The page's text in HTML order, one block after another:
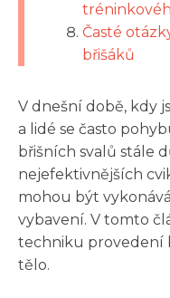
Časté
břišáků
V dnešní době, kdy
a lidé se často
břišních svalů stále
nejefektivnějších
mohou být
vybavení. V tomto
techniku provedení
tělo.